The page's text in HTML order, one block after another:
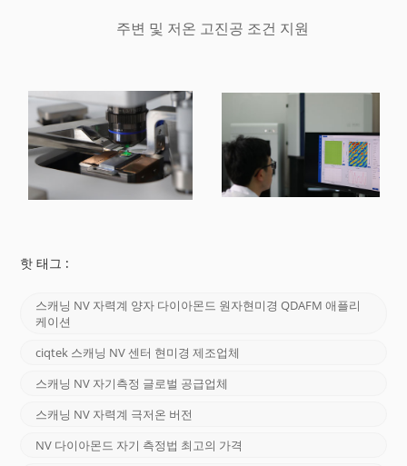
주변 및 저온 고진공 조건 지원
핫 태그 :
스캐닝 NV 자력계 양자 다이아몬드 원자현미경 QDAFM 애플리
케이션
ciqtek 스캐닝 NV 센터 현미경 제조업체
스캐닝 NV 자기측정 글로벌 공급업체
스캐닝 NV 자력계 극저온 버전
NV 다이아몬드 자기 측정법 최고의 가격